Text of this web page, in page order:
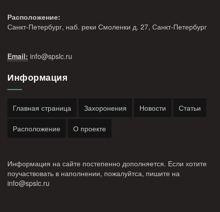
Расположение:
Санкт-Петербург, наб. реки Смоленки д. 27, Санкт-Петербург
Email: info@spslc.ru
Информация
Главная страница Захоронения Новости Статьи
Расположение О проекте
Информация на сайте постепенно дополняется. Если хотите
поучаствовать в наполнении, пожалуйтса, пишите на
info@spslc.ru